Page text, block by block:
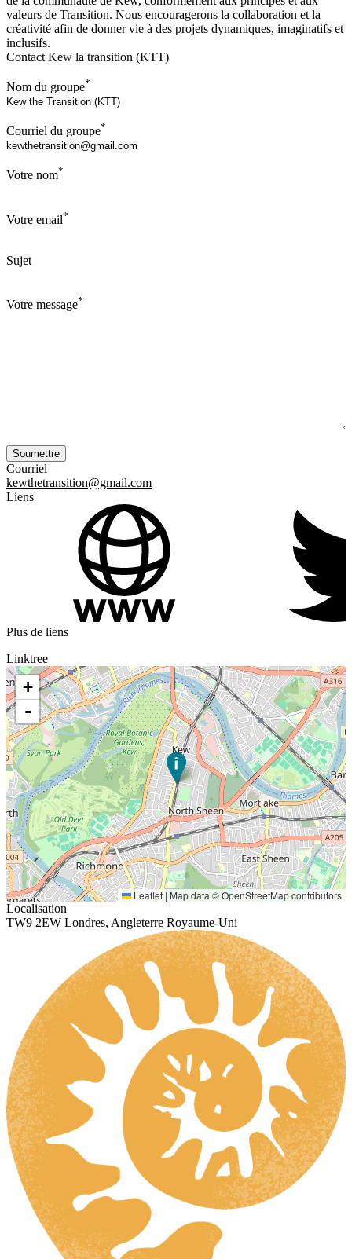
valeurs de Transition. Nous encouragerons la collaboration et la
créativité afin de donner vie à des projets dynamiques, imaginatifs et
inclusifs.
Contact Kew la transition (KTT)
Nom du groupe*
Courriel du groupe*
Votre nom*
Votre email*
Sujet
Votre message*
Courriel
kewthetransition@gmail.com
Liens
Plus de liens
Linktree
+
-
Leaflet | Map data ©OpenStreetMapcontributors
Localisation
TW9 2EW Londres, Angleterre Royaume-Uni